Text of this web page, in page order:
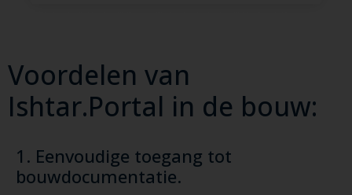
Voordelen van
Ishtar.Portal in de bouw:
1. Eenvoudige toegang tot
bouwdocumentatie.